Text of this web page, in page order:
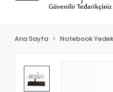
Ana Sayfa Notebook